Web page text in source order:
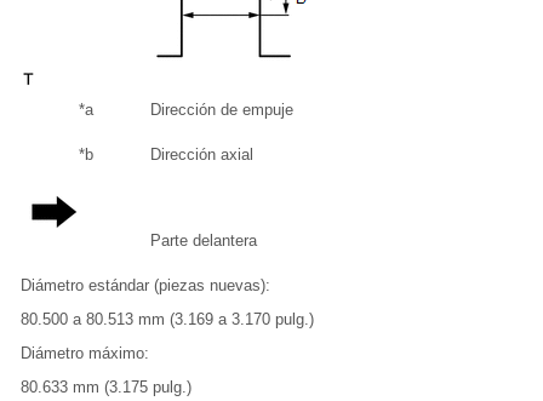
*a Dirección de empuje
*b Dirección axial
Parte delantera
Diámetro estándar (piezas nuevas):
80.500 a 80.513 mm (3.169 a 3.170 pulg.)
Diámetro máximo:
80.633 mm (3.175 pulg.)